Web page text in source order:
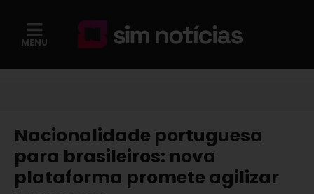
MENU
Nacionalidade portuguesa
para brasileiros: nova
plataforma promete agilizar